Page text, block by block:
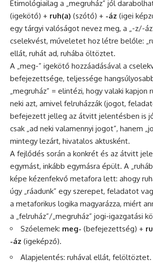
Etimológiailag a „megruház” jól
(igekötő) + ruh(a) (szótő) + -áz (igei
egy tárgyi valóságot nevez meg, a „-z/-
cselekvést, műveletet hoz létre belőle:
ellát, ruhát ad, ruhába öltöztet.
A „meg-” igekötő hozzáadásával a
befejezettsége, teljessége
„megruház” = elintézi, hogy valaki kapjon
neki azt, amivel felruházzák (jogot,
befejezett jelleg az átvitt jelentésben is
csak „ad neki valamennyi jogot”, hanem
mintegy lezárt, hivatalos aktusként.
A fejlődés során a konkrét és az átvitt
egymást, inkább egymásra épült. A
képe kézenfekvő metafora lett: ahogy
úgy „ráadunk” egy szerepet, feladatot
a metaforikus logika magyarázza, miért
a „felruház”/„megruház” jogi-igazgatási
Szóelemek: meg- (befejezettség) +
-áz (igeképző).
Alapjelentés: ruhával ellát, felöltöztet.